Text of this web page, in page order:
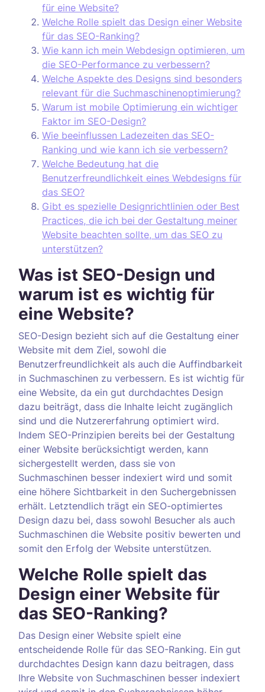
für eine Website?
Welche Rolle spielt das Design einer Website
für das SEO-Ranking?
Wie kann ich mein Webdesign optimieren, um
die SEO-Performance zu verbessern?
Welche Aspekte des Designs sind besonders
relevant für die Suchmaschinenoptimierung?
Warum ist mobile Optimierung ein wichtiger
Faktor im SEO-Design?
Wie beeinflussen Ladezeiten das SEO-
Ranking und wie kann ich sie verbessern?
Welche Bedeutung hat die
Benutzerfreundlichkeit eines Webdesigns für
das SEO?
Gibt es spezielle Designrichtlinien oder Best
Practices, die ich bei der Gestaltung meiner
Website beachten sollte, um das SEO zu
unterstützen?
Was ist SEO-Design und
warum ist es wichtig für
eine Website?
SEO-Design bezieht sich auf die Gestaltung einer
Website mit dem Ziel, sowohl die
Benutzerfreundlichkeit als auch die Auffindbarkeit
in Suchmaschinen zu verbessern. Es ist wichtig für
eine Website, da ein gut durchdachtes Design
dazu beiträgt, dass die Inhalte leicht zugänglich
sind und die Nutzererfahrung optimiert wird.
Indem SEO-Prinzipien bereits bei der Gestaltung
einer Website berücksichtigt werden, kann
sichergestellt werden, dass sie von
Suchmaschinen besser indexiert wird und somit
eine höhere Sichtbarkeit in den Suchergebnissen
erhält. Letztendlich trägt ein SEO-optimiertes
Design dazu bei, dass sowohl Besucher als auch
Suchmaschinen die Website positiv bewerten und
somit den Erfolg der Website unterstützen.
Welche Rolle spielt das
Design einer Website für
das SEO-Ranking?
Das Design einer Website spielt eine
entscheidende Rolle für das SEO-Ranking. Ein gut
durchdachtes Design kann dazu beitragen, dass
Ihre Website von Suchmaschinen besser indexiert